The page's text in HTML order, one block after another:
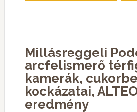
Millásreggeli
arcfelismerő
kamerák,
kockázatai,
eredmény